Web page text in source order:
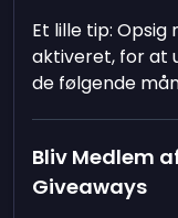
Et lille tip:
aktiveret, for at
de følgende
Bliv Medlem
Giveaways